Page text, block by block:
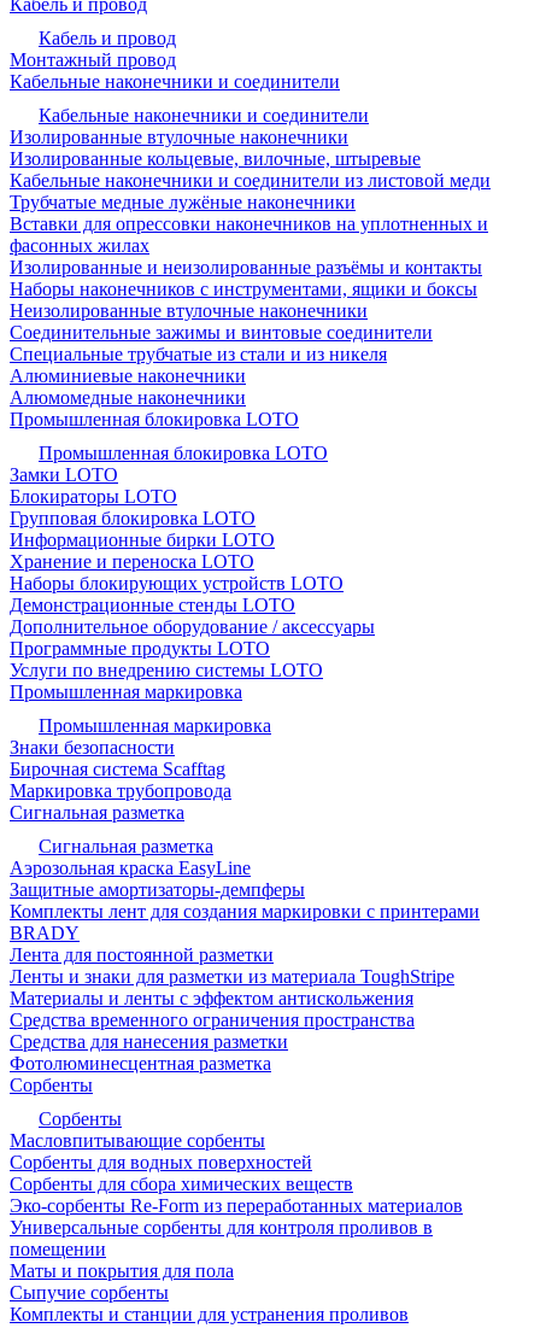
Кабель и провод
Кабель и провод
Монтажный провод
Кабельные наконечники и соединители
Кабельные наконечники и соединители
Изолированные втулочные наконечники
Изолированные кольцевые, вилочные, штыревые
Кабельные наконечники и соединители из листовой меди
Трубчатые медные лужёные наконечники
Вставки для опрессовки наконечников на уплотненных и
фасонных жилах
Изолированные и неизолированные разъёмы и контакты
Наборы наконечников с инструментами, ящики и боксы
Неизолированные втулочные наконечники
Соединительные зажимы и винтовые соединители
Специальные трубчатые из стали и из никеля
Алюминиевые наконечники
Алюмомедные наконечники
Промышленная блокировка LOTO
Промышленная блокировка LOTO
Замки LOTO
Блокираторы LOTO
Групповая блокировка LOTO
Информационные бирки LOTO
Хранение и переноска LOTO
Наборы блокирующих устройств LOTO
Демонстрационные стенды LOTO
Дополнительное оборудование / аксессуары
Программные продукты LOTO
Услуги по внедрению системы LOTO
Промышленная маркировка
Промышленная маркировка
Знаки безопасности
Бирочная система Scafftag
Маркировка трубопровода
Сигнальная разметка
Сигнальная разметка
Аэрозольная краска EasyLine
Защитные амортизаторы-демпферы
Комплекты лент для создания маркировки с принтерами
BRADY
Лента для постоянной разметки
Ленты и знаки для разметки из материала ToughStripe
Материалы и ленты с эффектом антискольжения
Средства временного ограничения пространства
Средства для нанесения разметки
Фотолюминесцентная разметка
Сорбенты
Сорбенты
Масловпитывающие сорбенты
Сорбенты для водных поверхностей
Сорбенты для сбора химических веществ
Эко-сорбенты Re-Form из переработанных материалов
Универсальные сорбенты для контроля проливов в
помещении
Маты и покрытия для пола
Сыпучие сорбенты
Комплекты и станции для устранения проливов